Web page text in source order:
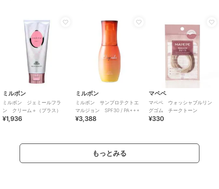
ミルボン
ミルボン ジェミールフラ
ン クリーム＋（プラス）
¥1,936
ミルボン
ミルボン サンプロテクトエ
マルジョン SPF30 / PA+++
¥3,388
マペペ
マペペ ウォッシャブルリン
グゴム チークトーン
¥330
もっとみる